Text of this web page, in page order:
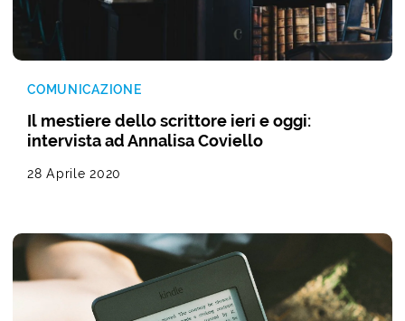
COMUNICAZIONE
Il mestiere dello scrittore ieri e oggi:
intervista ad Annalisa Coviello
28 Aprile 2020